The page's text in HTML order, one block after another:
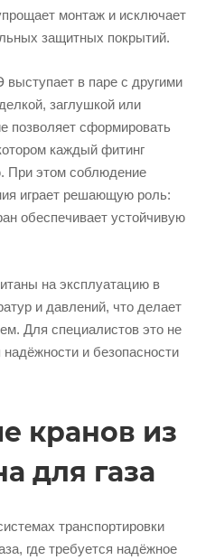
монтаж и исключает
защитных покрытий.
в паре с другими
заглушкой или
позволяет сформировать
каждый фитинг
При этом соблюдение
играет решающую роль:
обеспечивает устойчивую
на эксплуатацию в
и давлений, что делает
Для специалистов это не
надёжности и безопасности
кранов из
для газа
транспортировки
где требуется надёжное